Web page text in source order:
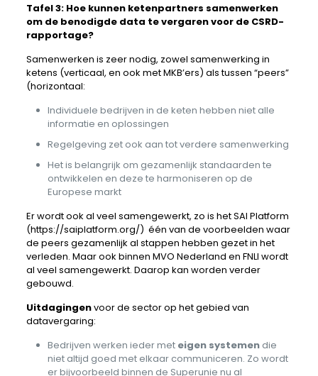
Tafel 3: Hoe kunnen ketenpartners samenwerken
om de benodigde data te vergaren voor de CSRD-
rapportage?
Samenwerken is zeer nodig, zowel samenwerking in
ketens (verticaal, en ook met MKB’ers) als tussen “peers”
(horizontaal:
Individuele bedrijven in de keten hebben niet alle
informatie en oplossingen
Regelgeving zet ook aan tot verdere samenwerking
Het is belangrijk om gezamenlijk standaarden te
ontwikkelen en deze te harmoniseren op de
Europese markt
Er wordt ook al veel samengewerkt, zo is het SAI Platform
(https://saiplatform.org/) één van de voorbeelden waar
de peers gezamenlijk al stappen hebben gezet in het
verleden. Maar ook binnen MVO Nederland en FNLI wordt
al veel samengewerkt. Daarop kan worden verder
gebouwd.
Uitdagingenvoor de sector op het gebied van
datavergaring:
Bedrijven werken ieder met eigen systemendie
niet altijd goed met elkaar communiceren. Zo wordt
er bijvoorbeeld binnen de Superunie nu al